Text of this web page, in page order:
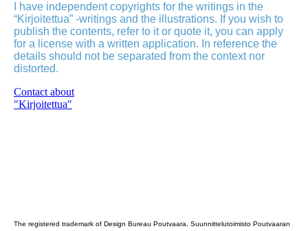
I have independent copyrights for the writings in the
“Kirjoitettua” -writings and the illustrations. If you wish to
publish the contents, refer to it or quote it, you can apply
for a license with a written application. In reference the
details should not be separated from the context nor
distorted.
Contact about
"Kirjoitettua"
The registered trademark of Design Bureau Poutvaara. Suunnittelutoimisto Poutvaaran